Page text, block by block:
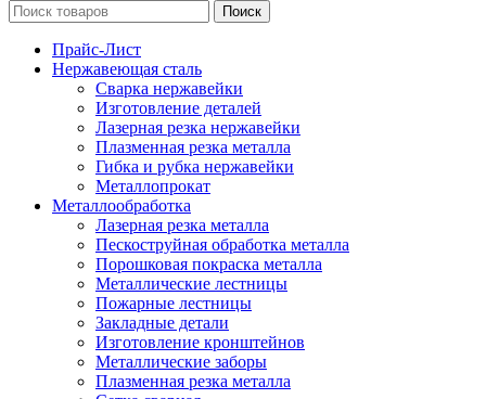
Поиск
Прайс-Лист
Нержавеющая сталь
Сварка нержавейки
Изготовление деталей
Лазерная резка нержавейки
Плазменная резка металла
Гибка и рубка нержавейки
Металлопрокат
Металлообработка
Лазерная резка металла
Пескоструйная обработка металла
Порошковая покраска металла
Металлические лестницы
Пожарные лестницы
Закладные детали
Изготовление кронштейнов
Металлические заборы
Плазменная резка металла